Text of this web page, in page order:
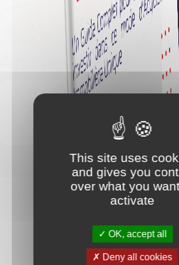
A propos de
pour voir les détails du
This site uses
and gives you
over what you
activate
OK, accept all
Deny all cookies